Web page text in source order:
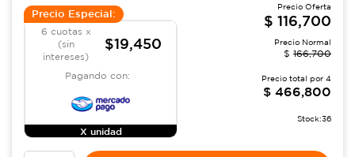
Precio Especial:
6 cuotas x
(sin
intereses)
$19,450
Pagando con:
X unidad
Precio Oferta
$ 116,700
Precio Normal
$ 166,700
Precio total por 4
$ 466,800
Stock:36